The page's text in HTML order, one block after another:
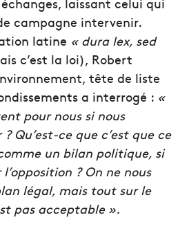
campagne intervenir.
latine « dura lex, sed
c’est la loi), Robert
tête de liste
a interrogé : «
pour nous si nous
Qu’est-ce que c’est que ce
un bilan politique, si
? On ne nous
légal, mais tout sur le
pas acceptable ».